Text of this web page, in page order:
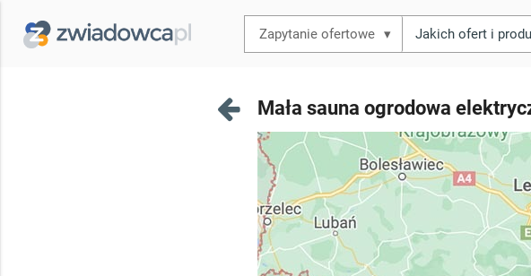
▾
Mała sauna ogrodowa